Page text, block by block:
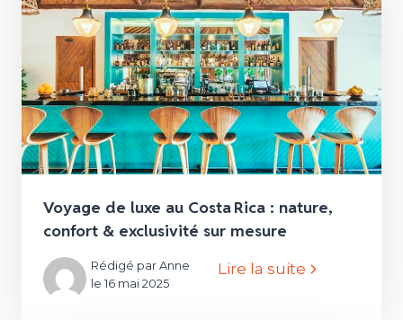
Voyage de luxe au Costa Rica : nature,
confort & exclusivité sur mesure
Rédigé par Anne
le 16 mai 2025
Lire la suite